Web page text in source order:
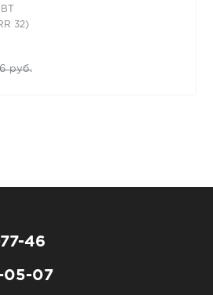
32)
руб.
46
05-07